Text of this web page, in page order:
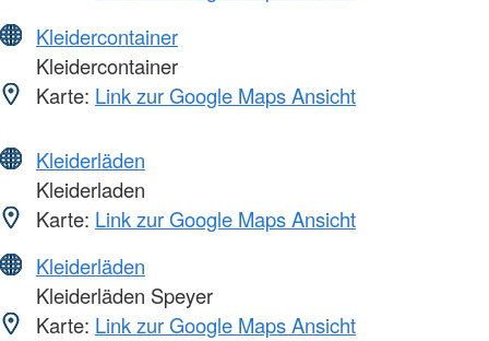
Kleidercontainer
Kleidercontainer
Karte: Link zur Google Maps Ansicht
Kleiderläden
Kleiderladen
Karte: Link zur Google Maps Ansicht
Kleiderläden
Kleiderläden Speyer
Karte: Link zur Google Maps Ansicht